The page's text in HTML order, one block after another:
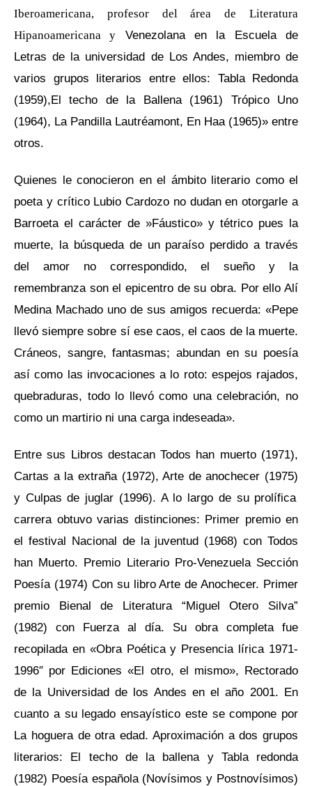
Iberoamericana, profesor del área de Literatura
Hipanoamericana y Venezolana en la Escuela de
Letras de la universidad de Los Andes, miembro de
varios grupos literarios entre ellos: Tabla Redonda
(1959),El techo de la Ballena (1961) Trópico Uno
(1964), La Pandilla Lautréamont, En Haa (1965)» entre
otros.
Quienes le conocieron en el ámbito literario como el
poeta y crítico Lubio Cardozo no dudan en otorgarle a
Barroeta el carácter de »Fáustico» y tétrico pues la
muerte, la búsqueda de un paraíso perdido a través
del amor no correspondido, el sueño y la
remembranza son el epicentro de su obra. Por ello Alí
Medina Machado uno de sus amigos recuerda: «Pepe
llevó siempre sobre sí ese caos, el caos de la muerte.
Cráneos, sangre, fantasmas; abundan en su poesía
así como las invocaciones a lo roto: espejos rajados,
quebraduras, todo lo llevó como una celebración, no
como un martirio ni una carga indeseada».
Entre sus Libros destacanTodos han muerto(1971),
Cartas a la extraña(1972),Arte de anochecer (1975)
y Culpas de juglar (1996). A lo largo de su prolífica
carrera obtuvo varias distinciones: Primer premio en
el festival Nacional de la juventud (1968) con Todos
han Muerto. Premio Literario Pro-Venezuela Sección
Poesía (1974) Con su libroArte de Anochecer. Primer
premio Bienal de Literatura “Miguel Otero Silva”
(1982) con Fuerza al día. Su obra completa fue
recopilada en «Obra Poética y Presencia lírica 1971-
1996″ por Ediciones «El otro, el mismo», Rectorado
de la Universidad de los Andes en el año 2001. En
cuanto a su legado ensayístico este se compone por
La hoguera de otra edad. Aproximación a dos grupos
literarios: El techo de la ballena y Tabla redonda
(1982) Poesía española (Novísimos y Postnovísimos)